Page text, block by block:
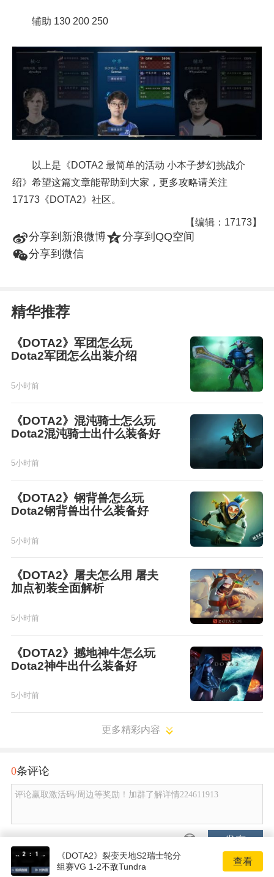
辅助 130 200 250
以上是《DOTA2 最简单的活动 小本子梦幻挑战介
绍》希望这篇文章能帮助到大家，更多攻略请关注
17173《DOTA2》社区。
【编辑：17173】
t分享到新浪微博z分享到QQ空间
w分享到微信
精华推荐
《DOTA2》军团怎么玩
Dota2军团怎么出装介绍
5小时前
《DOTA2》混沌骑士怎么玩
Dota2混沌骑士出什么装备好
5小时前
《DOTA2》钢背兽怎么玩
Dota2钢背兽出什么装备好
5小时前
《DOTA2》屠夫怎么用 屠夫
加点初装全面解析
5小时前
《DOTA2》撼地神牛怎么玩
Dota2神牛出什么装备好
5小时前
更多精彩内容
0条评论
评论赢取激活码/周边等奖励！加群了解详情224611913
发布
《DOTA2》裂变天地S2瑞士轮分
组赛VG 1-2不敌Tundra
查看